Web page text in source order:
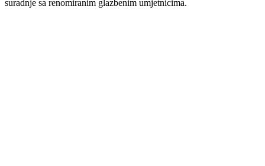
suradnje sa renomiranim glazbenim umjetnicima.